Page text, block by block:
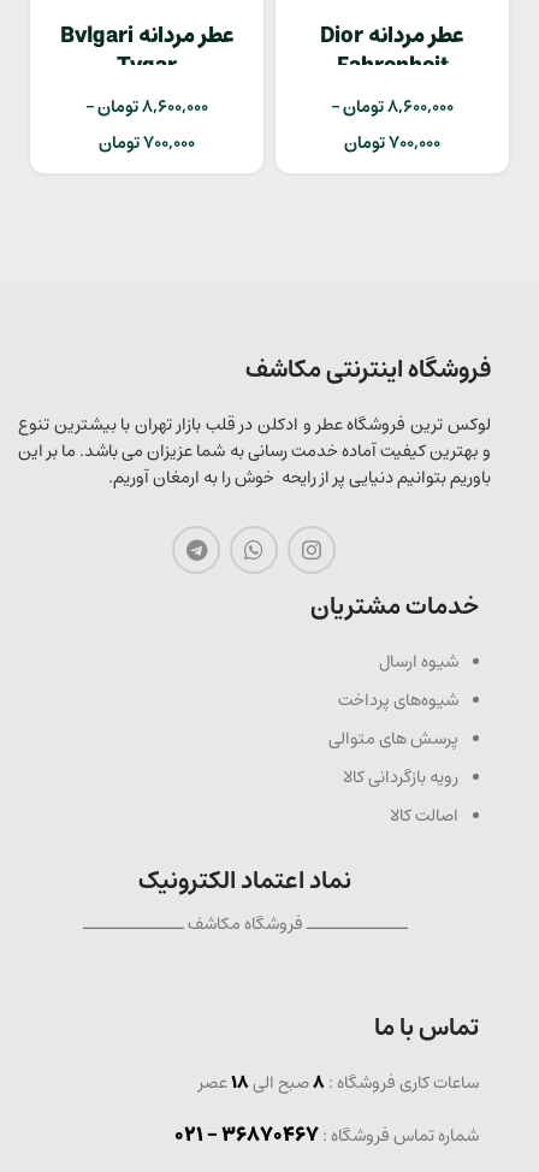
عطر مردانه Dior
Fahrenheit
8,600,000تومان–
700,000تومان
عطر مردانه Bvlgari
Tygar
8,600,000تومان–
700,000تومان
فروشگاه اینترنتی مکاشف
لوکس ترین فروشگاه عطر و ادکلن در قلب بازار تهران با بیشترین تنوع
و بهترین کیفیت آماده خدمت رسانی به شما عزیزان می باشد. ما بر این
باوریم بتوانیم دنیایی پر از رایحه خوش را به ارمغان آوریم.
خدمات مشتریان
شیوه ارسال
شیوه‌های پرداخت
پرسش های متوالی
رویه بازگردانی کالا
اصالت کالا
نماد اعتماد الکترونیک
ــــــــــــــ فروشگاه مکاشف ــــــــــــــ
تماس با ما
ساعات کاری فروشگاه :8صبح الی18عصر
شماره تماس فروشگاه :36870467 - 021